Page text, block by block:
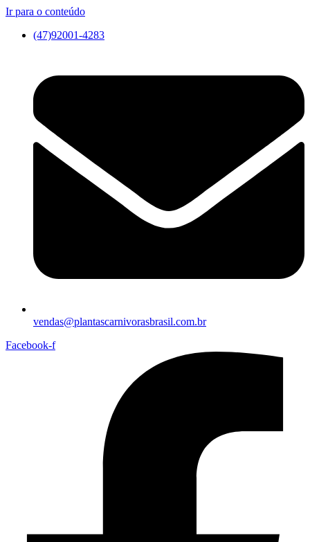
Ir para o conteúdo
(47)92001-4283
vendas@plantascarnivorasbrasil.com.br
Facebook-f